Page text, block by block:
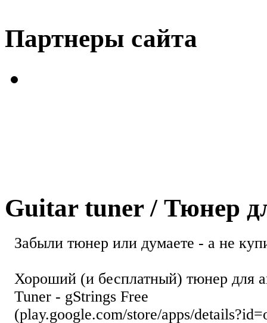
Партнеры сайта
Guitar tuner / Тюнер
Забыли тюнер или думаете - а не
Хороший (и бесплатный) тюнер для
Tuner - gStrings Free
(play.google.com/store/apps/